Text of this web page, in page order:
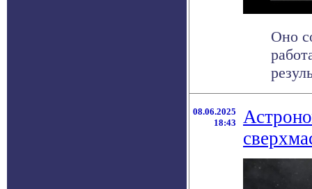
Оно
08.06.2025
18:43